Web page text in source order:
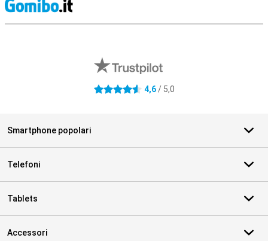
4.6 stelle 4,6/ 5,0
Smartphone popolari
Telefoni
Tablets
Accessori